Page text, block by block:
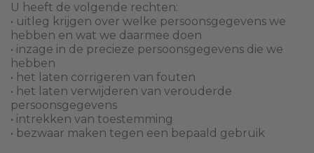
U heeft de volgende rechten:
• uitleg krijgen over welke persoonsgegevens we
hebben en wat we daarmee doen
• inzage in de precieze persoonsgegevens die we
hebben
• het laten corrigeren van fouten
• het laten verwijderen van verouderde
persoonsgegevens
• intrekken van toestemming
• bezwaar maken tegen een bepaald gebruik